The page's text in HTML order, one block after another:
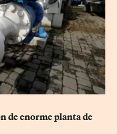
de enorme planta de